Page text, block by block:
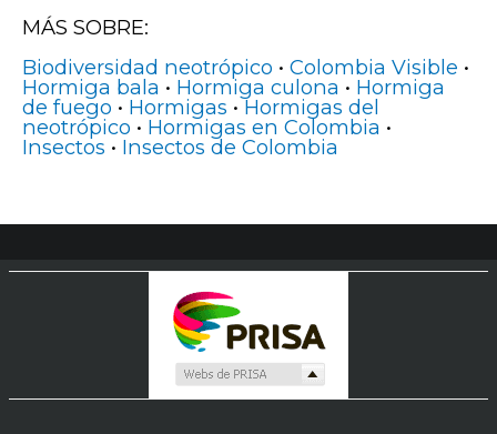
MÁS SOBRE:
Biodiversidad neotrópico • Colombia Visible •
Hormiga bala • Hormiga culona • Hormiga
de fuego • Hormigas •Hormigas del
neotrópico • Hormigas en Colombia •
Insectos • Insectos de Colombia